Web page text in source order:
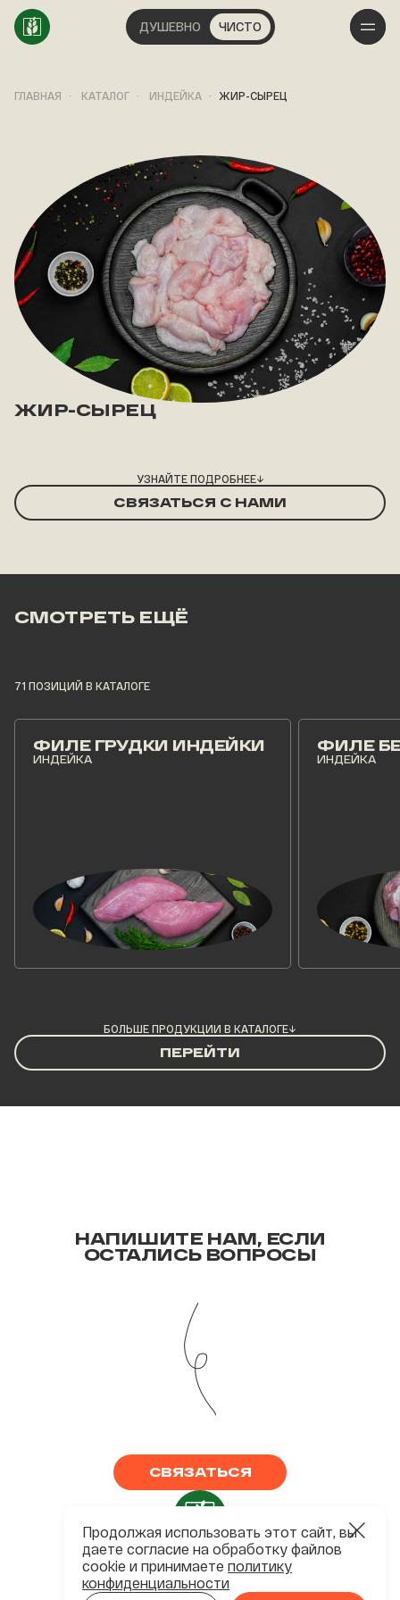
ДУШЕВНО ЧИСТО
ГЛАВНАЯ КАТАЛОГ ИНДЕЙКА ЖИР-СЫРЕЦ
ЖИР-СЫРЕЦ
СВЯЗАТЬСЯ С НАМИ
→
УЗНАЙТЕ ПОДРОБНЕЕ
СМОТРЕТЬ ЕЩЁ
71 ПОЗИЦИЙ В КАТАЛОГЕ
БОЛЬШЕ ПРОДУКЦИИ В КАТАЛОГЕ→
ПЕРЕЙТИ
ФИЛЕ ГРУДКИ ИНДЕЙКИ
ИНДЕЙКА
ФИЛЕ
ИНДЕЙКА
НАПИШИТЕ НАМ, ЕСЛИ
ОСТАЛИСЬ ВОПРОСЫ
СВЯЗАТЬСЯ
ХК ЧИСТОПОЛЬЕ ©2026
Продолжая использовать этот сайт, вы
даете согласие на обработку файлов
cookie и принимаете политику
конфиденциальности